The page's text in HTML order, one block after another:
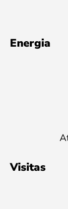
Energia
Visitas